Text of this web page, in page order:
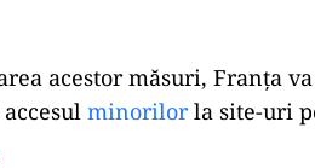
acestor măsuri, Franța
minorilorla site-uri